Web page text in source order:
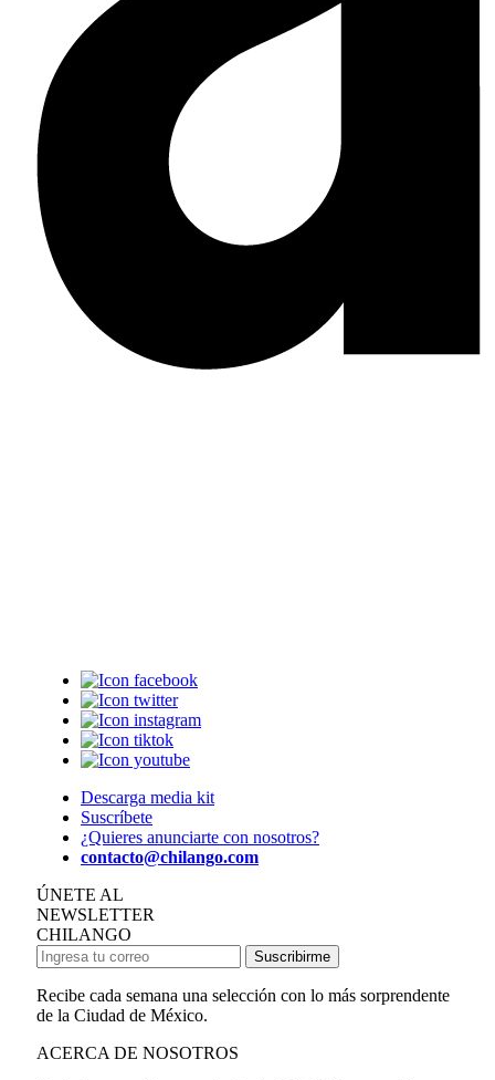
Descarga media kit
Suscríbete
¿Quieres anunciarte con nosotros?
contacto@chilango.com
ÚNETE AL
NEWSLETTER
CHILANGO
Suscribirme
Recibe cada semana una selección con lo más sorprendente
de la Ciudad de México.
ACERCA DE NOSOTROS